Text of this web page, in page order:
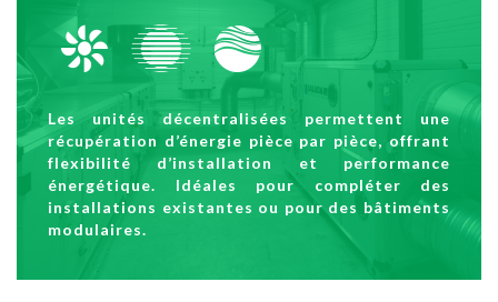
Les unités décentralisées permettent une
récupération d’énergie pièce par pièce, offrant
flexibilité d’installation et performance
énergétique. Idéales pour compléter des
installations existantes ou pour des bâtiments
modulaires.